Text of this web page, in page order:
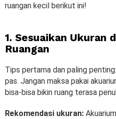
ruangan kecil berikut ini!
1. Sesuaikan Ukuran
Ruangan
Tips pertama dan paling
pas. Jangan maksa pakai
bisa-bisa bikin ruang terasa
Rekomendasi ukuran: